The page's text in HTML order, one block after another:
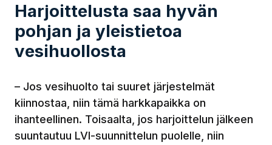
Harjoittelusta saa hyvän
pohjan ja yleistietoa
vesihuollosta
– Jos vesihuolto tai suuret järjestelmät
kiinnostaa, niin tämä harkkapaikka on
ihanteellinen. Toisaalta, jos harjoittelun jälkeen
suuntautuu LVI-suunnittelun puolelle, niin